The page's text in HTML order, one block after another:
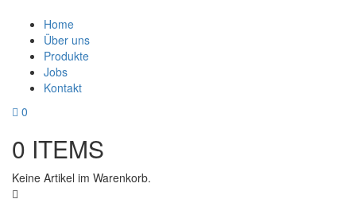
Home
Über uns
Produkte
Jobs
Kontakt
0
0 ITEMS
Keine Artikel im Warenkorb.